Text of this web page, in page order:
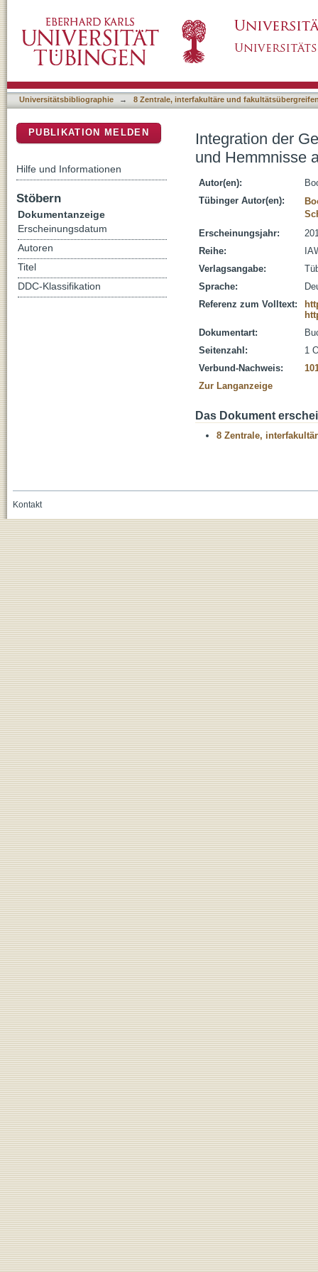
Jobcenter
Universitätsbibliographie → 8 Zentrale, interfakultäre und
Integration der
und Hemmnisse
Autor(en):
Tübinger Autor(en):
Erscheinungsjahr:
Reihe:
Verlagsangabe:
Sprache:
Referenz zum Volltext:
Dokumentart:
Seitenzahl:
1
Verbund-Nachweis:
Zur Langanzeige
Das Dokument
8 Zentrale,
PUBLIKATION MELDEN
Hilfe und Informationen
Stöbern
Dokumentanzeige
Erscheinungsdatum
Autoren
Titel
DDC-Klassifikation
Kontakt